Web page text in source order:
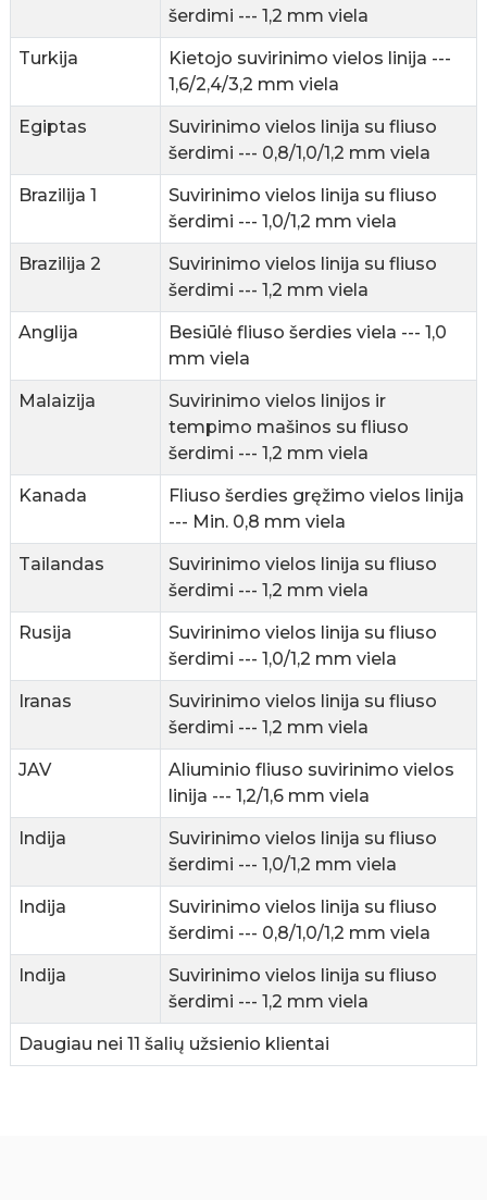
šerdimi --- 1,2 mm viela
Turkija
Kietojo suvirinimo vielos linija ---
1,6/2,4/3,2 mm viela
Egiptas
Suvirinimo vielos linija su fliuso
šerdimi --- 0,8/1,0/1,2 mm viela
Brazilija 1
Suvirinimo vielos linija su fliuso
šerdimi --- 1,0/1,2 mm viela
Brazilija 2
Suvirinimo vielos linija su fliuso
šerdimi --- 1,2 mm viela
Anglija
Besiūlė fliuso šerdies viela --- 1,0
mm viela
Malaizija
Suvirinimo vielos linijos ir
tempimo mašinos su fliuso
šerdimi --- 1,2 mm viela
Kanada
Fliuso šerdies gręžimo vielos linija
--- Min. 0,8 mm viela
Tailandas
Suvirinimo vielos linija su fliuso
šerdimi --- 1,2 mm viela
Rusija
Suvirinimo vielos linija su fliuso
šerdimi --- 1,0/1,2 mm viela
Iranas
Suvirinimo vielos linija su fliuso
šerdimi --- 1,2 mm viela
JAV
Aliuminio fliuso suvirinimo vielos
linija --- 1,2/1,6 mm viela
Indija
Suvirinimo vielos linija su fliuso
šerdimi --- 1,0/1,2 mm viela
Indija
Suvirinimo vielos linija su fliuso
šerdimi --- 0,8/1,0/1,2 mm viela
Indija
Suvirinimo vielos linija su fliuso
šerdimi --- 1,2 mm viela
Daugiau nei 11 šalių užsienio klientai